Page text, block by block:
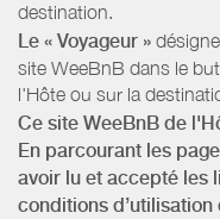
destination.
Le « Voyageur »
site WeeBnB dans le
l'Hôte ou sur la
Ce site WeeBnB de
En parcourant les
avoir lu et accepté les
conditions